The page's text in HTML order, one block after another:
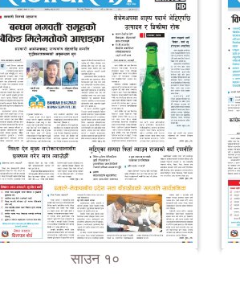
साउन १०